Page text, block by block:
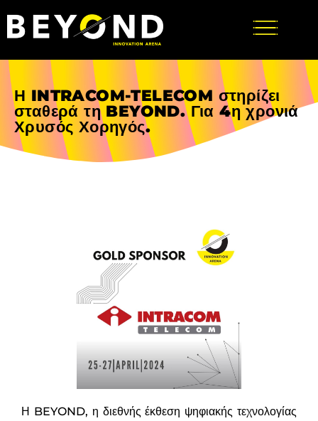
Η INTRACOM-TELECOM στηρίζει
σταθερά τη BEYOND. Για 4η χρονιά
Χρυσός Χορηγός.
Η BEYOND, η διεθνής έκθεση ψηφιακής τεχνολογίας